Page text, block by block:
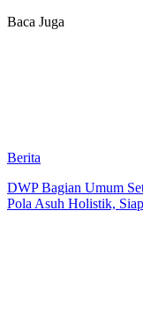
Baca Juga
Berita
DWP Bagian Umum
Pola Asuh Holistik,